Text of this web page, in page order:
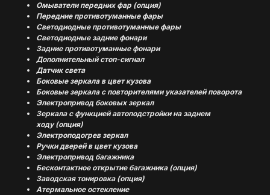
Омыватели передних фар (опция)
Передние противотуманные фары
Светодиодные противотуманные фары
Cветодиодные задние фонари
Задние противотуманные фонари
Дополнительный стоп-сигнал
Датчик света
Боковые зеркала в цвет кузова
Боковые зеркала с повторителями указателей поворота
Электропривод боковых зеркал
Зеркала с функцией автоподстройки на заднем
ходу (опция)
Электроподогрев зеркал
Ручки дверей в цвет кузова
Электропривод багажника
Бесконтактное открытие багажника (опция)
Заводская тонировка (опция)
Атермальное остекление